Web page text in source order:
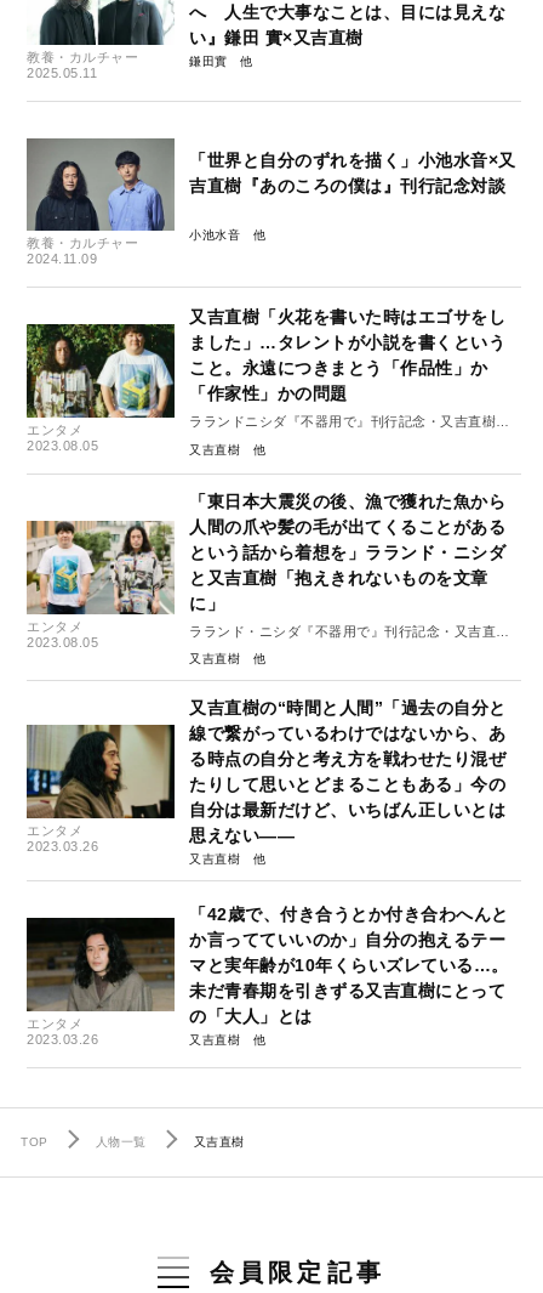
教養・カルチャー
2025.05.11
へ 人生で大事なことは、目には見えな
い』鎌田 實×又吉直樹
鎌田實
教養・カルチャー
2024.11.09
「世界と自分のずれを描く」小池水音×又
吉直樹『あのころの僕は』刊行記念対談
小池水音
エンタメ
2023.08.05
又吉直樹「火花を書いた時はエゴサをし
ました」…タレントが小説を書くという
こと。永遠につきまとう「作品性」か
「作家性」かの問題
ラランドニシダ『不器用で』刊行記念・又吉直樹対
談 #2
又吉直樹
エンタメ
2023.08.05
「東日本大震災の後、漁で獲れた魚から
人間の爪や髪の毛が出てくることがある
という話から着想を」ラランド・ニシダ
と又吉直樹「抱えきれないものを文章
に」
ラランド・ニシダ『不器用で』刊行記念・又吉直樹
対談 #１
又吉直樹
エンタメ
2023.03.26
又吉直樹の“時間と人間”「過去の自分と
線で繋がっているわけではないから、あ
る時点の自分と考え方を戦わせたり混ぜ
たりして思いとどまることもある」今の
自分は最新だけど、いちばん正しいとは
思えない――
又吉直樹
エンタメ
2023.03.26
「42歳で、付き合うとか付き合わへんと
か言ってていいのか」自分の抱えるテー
マと実年齢が10年くらいズレている…。
未だ青春期を引きずる又吉直樹にとって
の「大人」とは
又吉直樹
TOP 人物一覧 又吉直樹
会員限定記事